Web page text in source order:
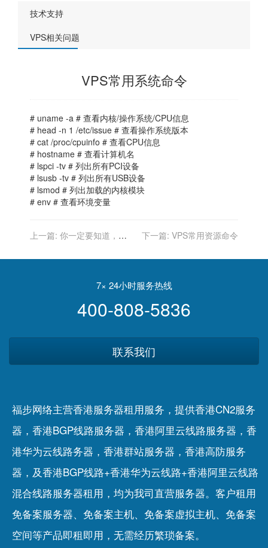
技术支持
VPS相关问题
VPS常用系统命令
# uname -a # 查看内核/操作系统/CPU信息
# head -n 1 /etc/issue # 查看操作系统版本
# cat /proc/cpuinfo # 查看CPU信息
# hostname # 查看计算机名
# lspci -tv # 列出所有PCI设备
# lsusb -tv # 列出所有USB设备
# lsmod # 列出加载的内核模块
# env # 查看环境变量
上一篇: 你一定要知道，关
下一篇: VPS常用资源命令
7× 24小时服务热线
400-808-5836
联系我们
福步网络主营香港服务器租用服务，提供香港CN2服务
器，香港BGP线路服务器，香港阿里云线路服务器，香
港华为云线路务器，香港群站服务器，香港高防服务
器，及香港BGP线路+香港华为云线路+香港阿里云线路
混合线路服务器租用，均为我司直营服务器。客户租用
免备案服务器、 免备案主机、 免备案虚拟主机、 免备案
空间等产品即租即用，无需经历繁琐备案。